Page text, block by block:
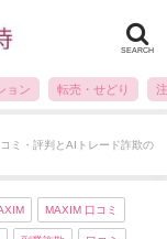
SEARCH
ョン 転売・せどり
ミ・評判とAIトレード詐欺の
MAXIM 口コミ